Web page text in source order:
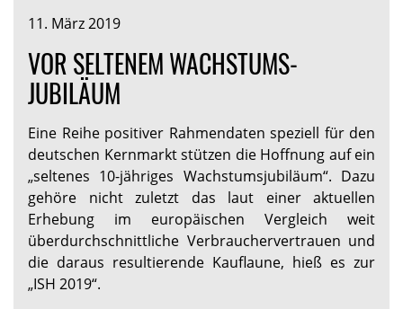
11. März 2019
VOR SELTENEM WACHSTUMS-
JUBILÄUM
Eine Reihe positiver Rahmendaten speziell für den
deutschen Kernmarkt stützen die Hoffnung auf ein
„seltenes 10-jähriges Wachstumsjubiläum“. Dazu
gehöre nicht zuletzt das laut einer aktuellen
Erhebung im europäischen Vergleich weit
überdurchschnittliche Verbrauchervertrauen und
die daraus resultierende Kauflaune, hieß es zur
„ISH 2019“.